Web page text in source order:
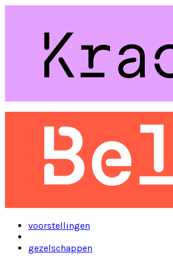
voorstellingen
gezelschappen